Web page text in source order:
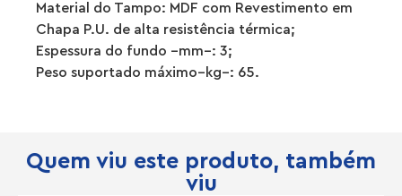
Material do Tampo: MDF com Revestimento em
Chapa P.U. de alta resistência térmica;
Espessura do fundo –mm–: 3;
Peso suportado máximo–kg–: 65.
Quem viu este produto, também
viu